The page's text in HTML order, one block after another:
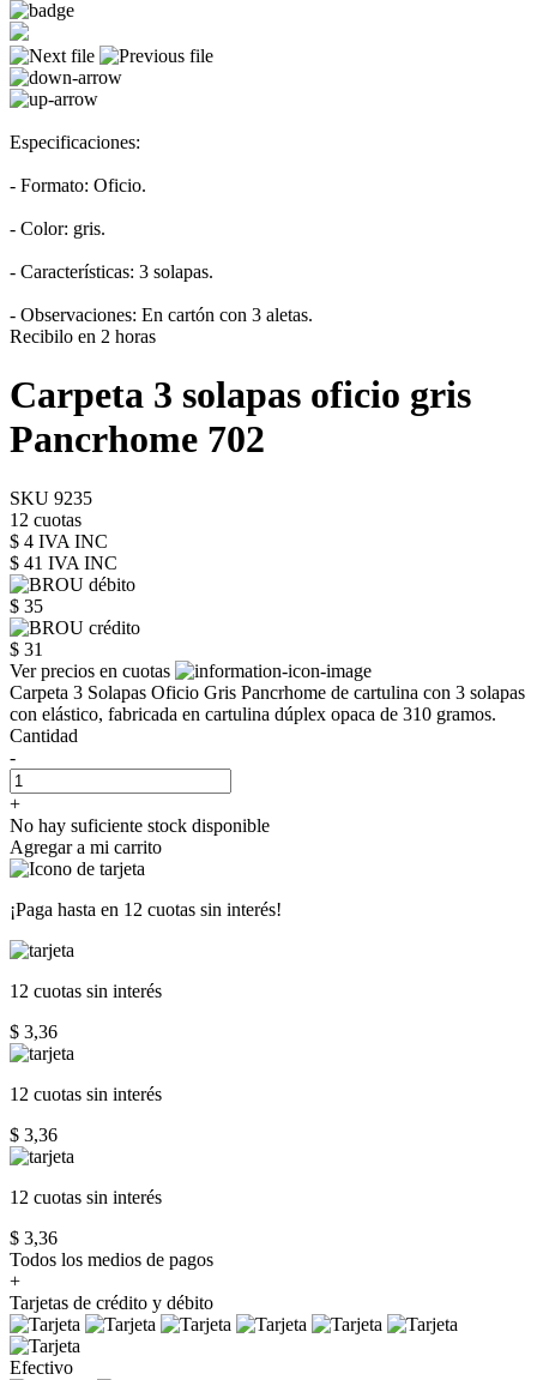
Especificaciones:
- Formato: Oficio.
- Color: gris.
- Características: 3 solapas.
- Observaciones: En cartón con 3 aletas.
Recibilo en 2 horas
Carpeta 3 solapas oficio gris
Pancrhome 702
SKU 9235
12 cuotas
$ 4 IVA INC
$ 41 IVA INC
$ 35
$ 31
Ver precios en cuotas
Carpeta 3 Solapas Oficio Gris Pancrhome de cartulina con 3 solapas
con elástico, fabricada en cartulina dúplex opaca de 310 gramos.
Cantidad
-
+
No hay suficiente stock disponible
Agregar a mi carrito
¡Paga hasta en 12 cuotas sin interés!
12 cuotas sin interés
$ 3,36
12 cuotas sin interés
$ 3,36
12 cuotas sin interés
$ 3,36
Todos los medios de pagos
+
Tarjetas de crédito y débito
Efectivo